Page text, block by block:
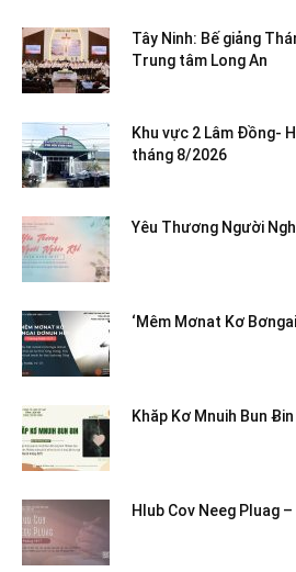
Tây Ninh: Bế giảng
Trung tâm Long An
Khu vực 2 Lâm Đồng-
tháng 8/2026
Yêu Thương Người
‘Mêm Mơnat Kơ
Khăp Kơ Mnuih Bun
Hlub Cov Neeg Pluag